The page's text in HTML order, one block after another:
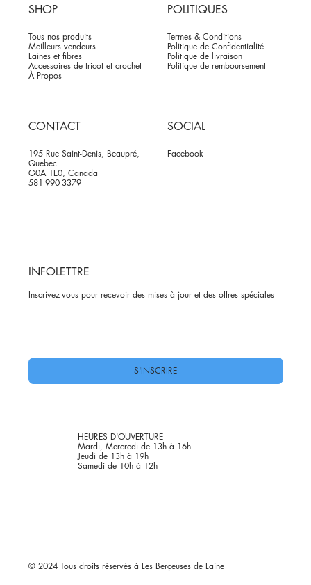
SHOP
Tous nos produits
Meilleurs vendeurs
Laines et fibres
Accessoires de tricot et crochet
À Propos
POLITIQUES
Termes & Conditions
Politique de Confidentialité
Politique de livraison
Politique de remboursement
CONTACT
195 Rue Saint-Denis, Beaupré,
Quebec
G0A 1E0, Canada
581-990-3379
SOCIAL
Facebook
INFOLETTRE
Inscrivez-vous pour recevoir des mises à jour et des offres spéciales
S'INSCRIRE
HEURES D'OUVERTURE
Mardi, Mercredi de 13h à 16h
Jeudi de 13h à 19h
Samedi de 10h à 12h
© 2024 Tous droits réservés à Les Berçeuses de Laine